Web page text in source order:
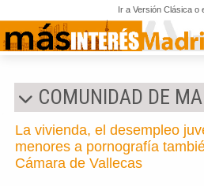
Ir a Versión Clásica o
COMUNIDAD DE
La vivienda, el desempleo
menores a pornografía
Cámara de Vallecas